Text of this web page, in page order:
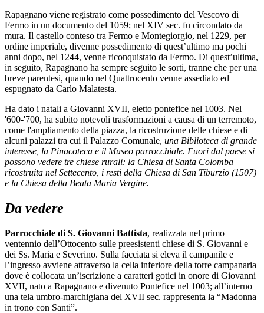
Rapagnano viene registrato come possedimento del Vescovo di
Fermo in un documento del 1059; nel XIV sec. fu circondato da
mura. Il castello conteso tra Fermo e Montegiorgio, nel 1229, per
ordine imperiale, divenne possedimento di quest’ultimo ma pochi
anni dopo, nel 1244, venne riconquistato da Fermo. Di quest’ultima,
in seguito, Rapagnano ha sempre seguito le sorti, tranne che per una
breve parentesi, quando nel Quattrocento venne assediato ed
espugnato da Carlo Malatesta.
Ha dato i natali a Giovanni XVII, eletto pontefice nel 1003. Nel
'600-'700, ha subito notevoli trasformazioni a causa di un terremoto,
come l'ampliamento della piazza, la ricostruzione delle chiese e di
alcuni palazzi tra cui il Palazzo Comunale, una Biblioteca di grande
inte­resse, la Pinacoteca e il Museo par­rocchiale. Fuori dal paese si
possono vedere tre chiese rurali: la Chiesa di Santa Co­lomba
ricostruita nel Set­tecento, i resti della Chiesa di San Tiburzio (1507)
e la Chiesa della Beata Maria Vergine.
Da vedere
Parrocchiale di S. Giovanni Battista, realizzata nel primo
ventennio dell’Ottocento sulle preesistenti chiese di S. Giovanni e
dei Ss. Maria e Severino. Sulla facciata si eleva il campanile e
l’ingresso avviene attraverso la cella inferiore della torre campanaria
dove è collocata un’iscrizione a caratteri gotici in onore di Giovanni
XVII, nato a Rapagnano e divenuto Pontefice nel 1003; all’interno
una tela umbro-marchigiana del XVII sec. rappresenta la “Madonna
in trono con Santi”.